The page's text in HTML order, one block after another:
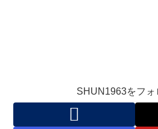
SHUN1963をフォ